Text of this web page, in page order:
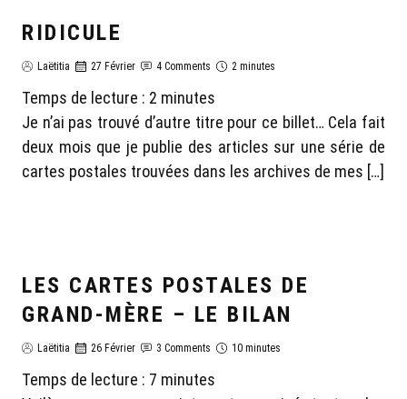
GÉNÉALOGIE LAËTITIA
RIDICULE
Laëtitia 27 Février 4 Comments 2 minutes
Temps de lecture : 2 minutes
Je n’ai pas trouvé d’autre titre pour ce billet… Cela fait
deux mois que je publie des articles sur une série de
cartes postales trouvées dans les archives de mes […]
GÉNÉALOGIE LAËTITIA
LES CARTES POSTALES DE
GRAND-MÈRE – LE BILAN
Laëtitia 26 Février 3 Comments 10 minutes
Temps de lecture : 7 minutes